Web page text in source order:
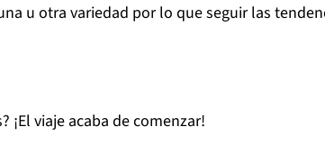
u otra variedad por lo que seguir las
viaje acaba de comenzar!